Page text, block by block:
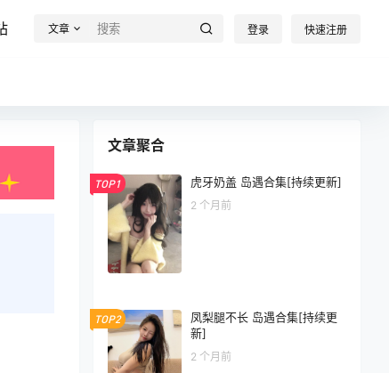
文章 登录 快速注册
文章聚合
TOP1 虎牙奶盖 岛遇合集[持续更新]
2 个月前
TOP2
凤梨腿不长 岛遇合集[持续更
新]
2 个月前